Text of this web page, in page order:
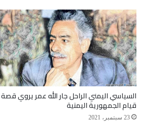
السياسي اليمني الراحل جار الله عمر يروي قصة
قيام الجمهورية اليمنية
23 سبتمبر، 2021